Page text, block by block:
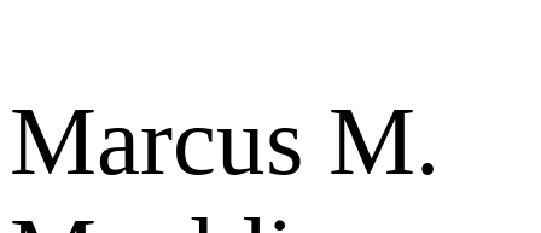
Marcus M.